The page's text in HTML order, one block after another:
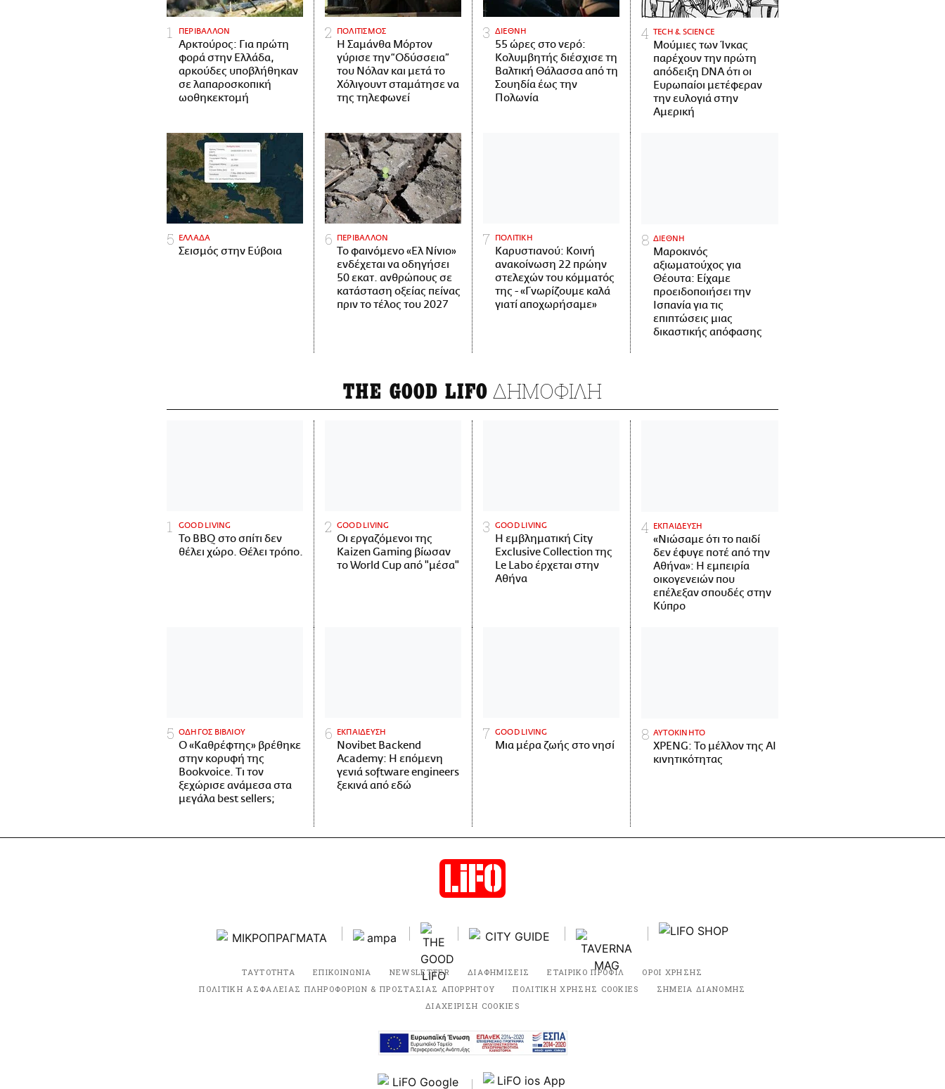
ΠΕΡΙΒΑΛΛΟΝ
Αρκτούρος: Για πρώτη
φορά στην Ελλάδα,
αρκούδες υποβλήθηκαν
σε λαπαροσκοπική
ωοθηκεκτομή
ΠΟΛΙΤΙΣΜΟΣ
Η Σαμάνθα Μόρτον
γύρισε την “Οδύσσεια”
του Νόλαν και μετά το
Χόλιγουντ σταμάτησε να
της τηλεφωνεί
ΔΙΕΘΝΗ
55 ώρες στο νερό:
Κολυμβητής διέσχισε τη
Βαλτική Θάλασσα από τη
Σουηδία έως την
Πολωνία
ΤECH & SCIENCE
Μούμιες των Ίνκας
παρέχουν την πρώτη
απόδειξη DNA ότι οι
Ευρωπαίοι μετέφεραν
την ευλογιά στην
Αμερική
ΕΛΛΑΔΑ
Σεισμός στην Εύβοια
ΠΕΡΙΒΑΛΛΟΝ
Το φαινόμενο «Ελ Νίνιο»
ενδέχεται να οδηγήσει
50 εκατ. ανθρώπους σε
κατάσταση οξείας πείνας
πριν το τέλος του 2027
ΠΟΛΙΤΙΚΗ
Καρυστιανού: Κοινή
ανακοίνωση 22 πρώην
στελεχών του κόμματός
της - «Γνωρίζουμε καλά
γιατί αποχωρήσαμε»
ΔΙΕΘΝΗ
Μαροκινός
αξιωματούχος για
Θέουτα: Είχαμε
προειδοποιήσει την
Ισπανία για τις
επιπτώσεις μιας
δικαστικής απόφασης
THE GOOD LIFO ΔΗΜΟΦΙΛΗ
GOOD LIVING
Το BBQ στο σπίτι δεν
θέλει χώρο. Θέλει τρόπο.
GOOD LIVING
Οι εργαζόμενοι της
Kaizen Gaming βίωσαν
το World Cup από "μέσα"
GOOD LIVING
Η εμβληματική City
Exclusive Collection της
Le Labo έρχεται στην
Αθήνα
ΕΚΠΑΙΔΕΥΣΗ
«Νιώσαμε ότι το παιδί
δεν έφυγε ποτέ από την
Αθήνα»: Η εμπειρία
οικογενειών που
επέλεξαν σπουδές στην
Κύπρο
ΟΔΗΓΟΣ ΒΙΒΛΙΟΥ
Ο «Καθρέφτης» βρέθηκε
στην κορυφή της
Bookvoice. Τι τον
ξεχώρισε ανάμεσα στα
μεγάλα best sellers;
ΕΚΠΑΙΔΕΥΣΗ
Novibet Backend
Academy: Η επόμενη
γενιά software engineers
ξεκινά από εδώ
GOOD LIVING
Μια μέρα ζωής στο νησί
ΑΥΤΟΚΙΝΗΤΟ
XPENG: Το μέλλον της AI
κινητικότητας
ΤΑΥΤΟΤΗΤΑ ΕΠΙΚΟΙΝΩΝΙΑ NEWSLETTER ΔΙΑΦΗΜΙΣΕΙΣ ΕΤΑΙΡΙΚΟ ΠΡΟΦΙΛ
ΟΡΟΙ ΧΡΗΣΗΣ
ΠΟΛΙΤΙΚΗ ΑΣΦΑΛΕΙΑΣ ΠΛΗΡΟΦΟΡΙΩΝ & ΠΡΟΣΤΑΣΙΑΣ ΑΠΟΡΡΗΤΟΥ
ΠΟΛΙΤΙΚΗ ΧΡΗΣΗΣ COOKIES
ΣΗΜΕΙΑ ΔΙΑΝΟΜΗΣ
ΔΙΑΧΕΙΡΙΣΗ COOKIES